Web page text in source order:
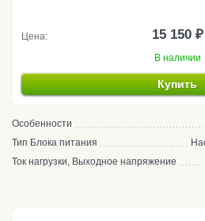
Цена: 15 150 ₽
В наличии
Купить
Особенности
Тип Блока питания
Ток нагрузки, Выходное напряжение